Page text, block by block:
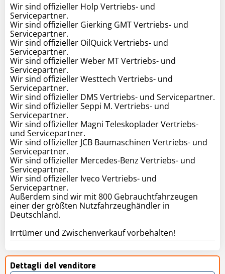
Wir sind offizieller Holp Vertriebs- und
Servicepartner.
Wir sind offizieller Gierking GMT Vertriebs- und
Servicepartner.
Wir sind offizieller OilQuick Vertriebs- und
Servicepartner.
Wir sind offizieller Weber MT Vertriebs- und
Servicepartner.
Wir sind offizieller Westtech Vertriebs- und
Servicepartner.
Wir sind offizieller DMS Vertriebs- und Servicepartner.
Wir sind offizieller Seppi M. Vertriebs- und
Servicepartner.
Wir sind offizieller Magni Teleskoplader Vertriebs-
und Servicepartner.
Wir sind offizieller JCB Baumaschinen Vertriebs- und
Servicepartner.
Wir sind offizieller Mercedes-Benz Vertriebs- und
Servicepartner.
Wir sind offizieller Iveco Vertriebs- und
Servicepartner.
Außerdem sind wir mit 800 Gebrauchtfahrzeugen
einer der größten Nutzfahrzeughändler in
Deutschland.
Irrtümer und Zwischenverkauf vorbehalten!
Dettagli del venditore